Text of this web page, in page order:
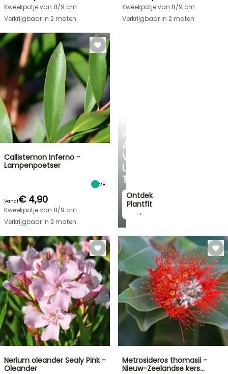
PERSOONLIJK
ADVIES
VOOR
UW
TUIN
Ontdek
Plantfit
→
Kweekpotje van 8/9 cm
Verkrijgbaar in 2 maten
Kweekpotje van 8/9 cm
Verkrijgbaar in 2 maten
Callistemon Inferno -
Lampenpoetser
28
Vanaf€ 4,90
Kweekpotje van 8/9 cm
Verkrijgbaar in 2 maten
Nerium oleander Sealy Pink -
Oleander
Metrosideros thomasii -
Nieuw-Zeelandse kers…